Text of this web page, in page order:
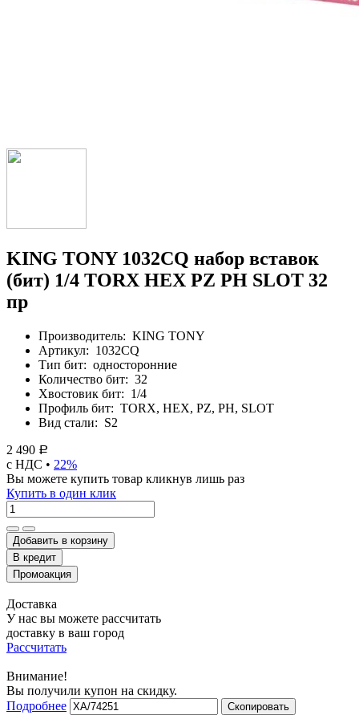
KING TONY 1032CQ набор вставок
(бит) 1/4 TORX HEX PZ PH SLOT 32
пр
Производитель: KING TONY
Артикул: 1032CQ
Тип бит: односторонние
Количество бит: 32
Хвостовик бит: 1/4
Профиль бит: TORX, HEX, PZ, PH, SLOT
Вид стали: S2
2 490 Р
с НДС • 22%
Вы можете купить товар кликнув лишь раз
Купить в один клик
Добавить в корзину
Доставка
У нас вы можете рассчитать
доставку в ваш город
Рассчитать
Внимание!
Вы получили купон на скидку.
Подробнее
Скопировать